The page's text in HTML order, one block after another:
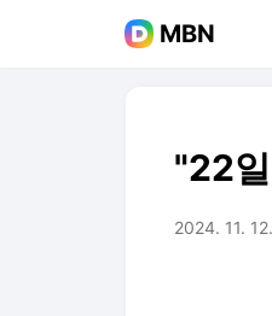
MBN
"22
2024. 11.